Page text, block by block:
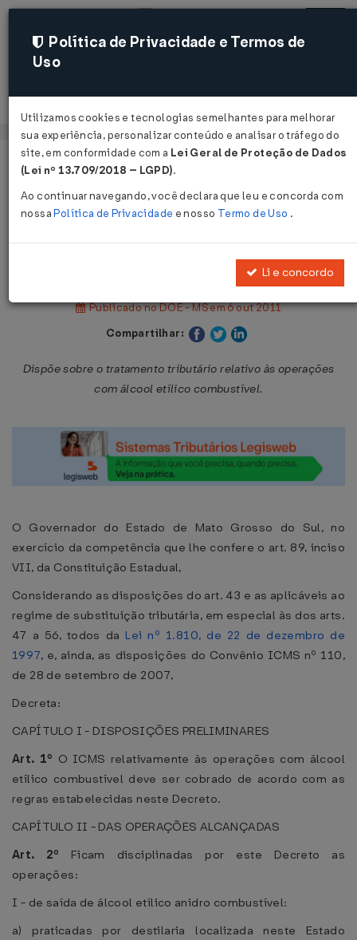
Acessar
Página Inicial
Legislações
Decreto Nº 13275 DE 05/10/2011
Publicado no DOE - MS em 6 out 2011
Compartilhar:
Dispõe sobre o tratamento tributário relativo às operações
com álcool etílico combustível.
O Governador do Estado de Mato Grosso do Sul, no
exercício da competência que lhe confere o art. 89, inciso
VII, da Constituição Estadual,
Considerando as disposições do art. 43 e as aplicáveis ao
regime de substituição tributária, em especial às dos arts.
47 a 56, todos da Lei nº 1.810, de 22 de dezembro de
1997, e, ainda, as disposições do Convênio ICMS nº 110,
de 28 de setembro de 2007,
Decreta:
CAPÍTULO I - DISPOSIÇÕES PRELIMINARES
Art. 1º O ICMS relativamente às operações com álcool
etílico combustível deve ser cobrado de acordo com as
regras estabelecidas neste Decreto.
CAPÍTULO II - DAS OPERAÇÕES ALCANÇADAS
Art. 2º Ficam disciplinadas por este Decreto as
operações:
I - de saída de álcool etílico anidro combustível:
a) praticadas por destilaria localizada neste Estado
Política de Privacidade e Termos de
Uso
Utilizamos cookies e tecnologias semelhantes para melhorar
sua experiência, personalizar conteúdo e analisar o tráfego do
site, em conformidade com a Lei Geral de Proteção de Dados
(Lei nº 13.709/2018 – LGPD).
Ao continuar navegando, você declara que leu e concorda com
nossaPolítica de Privacidade e nosso Termo de Uso .
Li e concordo